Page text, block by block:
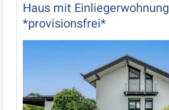
Haus mit Einliegerwohnung
*provisionsfrei*